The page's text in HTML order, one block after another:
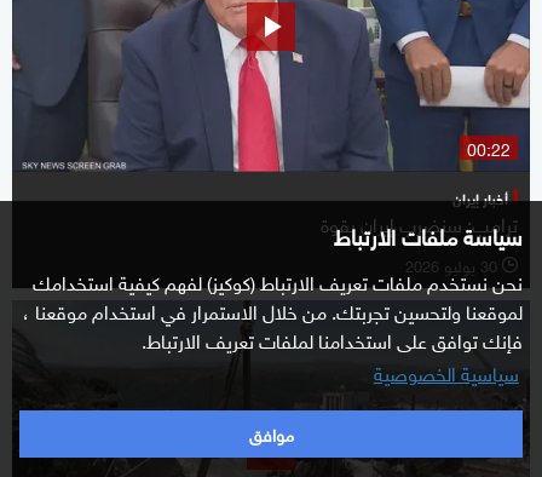
سياسة ملفات الارتباط
نحن نستخدم ملفات تعريف الارتباط (كوكيز) لفهم كيفية استخدامك
لموقعنا ولتحسين تجربتك. من خلال الاستمرار في استخدام موقعنا ،
فإنك توافق على استخدامنا لملفات تعريف الارتباط.
سياسية الخصوصية
موافق
00:22
أخبار إيران
ترامب: سنضرب إيران بقوة
l 30 يوليو 2026